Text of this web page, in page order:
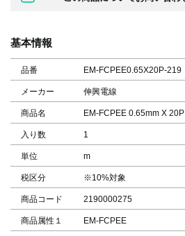
基本情報
品番 EM-FCPEE0.65X20P-219
メーカー 伸興電線
商品名 EM-FCPEE 0.65mm X 20P
入り数 1
単位 m
税区分 ※10%対象
商品コード 2190000275
商品属性１ EM-FCPEE